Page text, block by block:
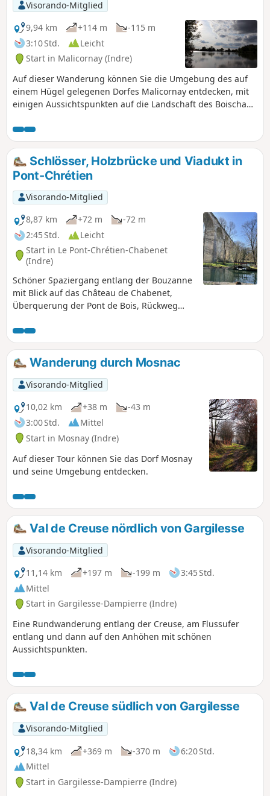
Visorando-Mitglied
9,94 km
+114 m
-115 m
3:10 Std.
Leicht
Start in Malicornay (Indre)
Auf dieser Wanderung können Sie die Umgebung des auf
einem Hügel gelegenen Dorfes Malicornay entdecken, mit
einigen Aussichtspunkten auf die Landschaft des Boischaut
Schlösser, Holzbrücke und Viadukt in
Pont-Chrétien
Visorando-Mitglied
8,87 km
+72 m
-72 m
2:45 Std.
Leicht
Start in Le Pont-Chrétien-Chabenet
(Indre)
Schöner Spaziergang entlang der Bouzanne
mit Blick auf das Château de Chabenet,
Überquerung der Pont de Bois, Rückweg
von Chabenet. Gelbe Markierungen.
Wanderung durch Mosnac
Visorando-Mitglied
10,02 km
+38 m
-43 m
3:00 Std.
Mittel
Start in Mosnay (Indre)
Auf dieser Tour können Sie das Dorf Mosnay
und seine Umgebung entdecken.
Val de Creuse nördlich von Gargilesse
Visorando-Mitglied
11,14 km
+197 m -199 m
3:45 Std.
Mittel
Start in Gargilesse-Dampierre (Indre)
Eine Rundwanderung entlang der Creuse, am Flussufer
entlang und dann auf den Anhöhen mit schönen
Aussichtspunkten.
Val de Creuse südlich von Gargilesse
Visorando-Mitglied
18,34 km
+369 m -370 m
6:20 Std.
Mittel
Start in Gargilesse-Dampierre (Indre)